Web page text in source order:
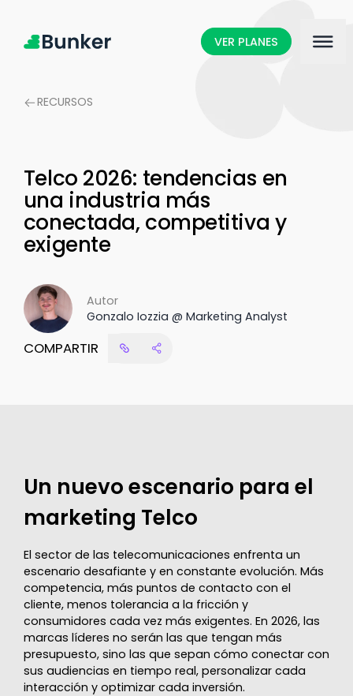
VER PLANES
RECURSOS
Telco 2026: tendencias en
una industria más
conectada, competitiva y
exigente
Autor
Gonzalo Iozzia @ Marketing Analyst
COMPARTIR
Un nuevo escenario para el
marketing Telco
El sector de las telecomunicaciones enfrenta un
escenario desafiante y en constante evolución. Más
competencia, más puntos de contacto con el
cliente, menos tolerancia a la fricción y
consumidores cada vez más exigentes. En 2026, las
marcas líderes no serán las que tengan más
presupuesto, sino las que sepan cómo conectar con
sus audiencias en tiempo real, personalizar cada
interacción y optimizar cada inversión.